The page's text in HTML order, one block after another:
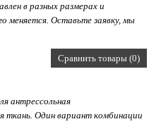
в разных размерах и
меняется. Оставьте заявку, мы
Сравнить товары (0)
антрессольная
ткань. Один вариант комбинации